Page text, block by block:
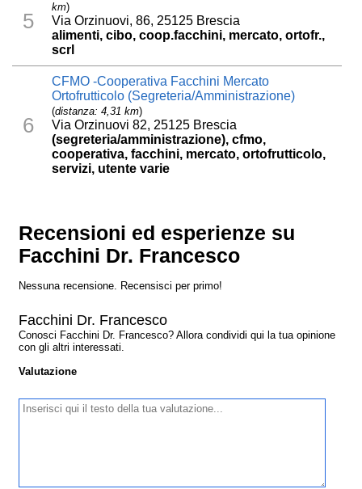
5
km)
Via Orzinuovi, 86, 25125 Brescia
alimenti, cibo, coop.facchini, mercato, ortofr.,
scrl
6
CFMO -Cooperativa Facchini Mercato
Ortofrutticolo (Segreteria/Amministrazione)
(distanza: 4,31 km)
Via Orzinuovi 82, 25125 Brescia
(segreteria/amministrazione), cfmo,
cooperativa, facchini, mercato, ortofrutticolo,
servizi, utente varie
Recensioni ed esperienze su
Facchini Dr. Francesco
Nessuna recensione. Recensisci per primo!
Facchini Dr. Francesco
Conosci Facchini Dr. Francesco? Allora condividi qui la tua opinione
con gli altri interessati.
Valutazione